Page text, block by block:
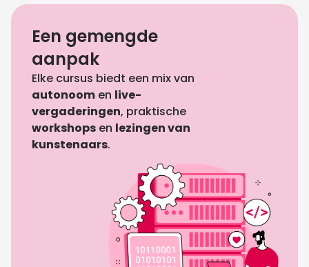
Een gemengde
aanpak
Elke cursus biedt een mix van
autonoom en live-
vergaderingen, praktische
workshops en lezingen van
kunstenaars.